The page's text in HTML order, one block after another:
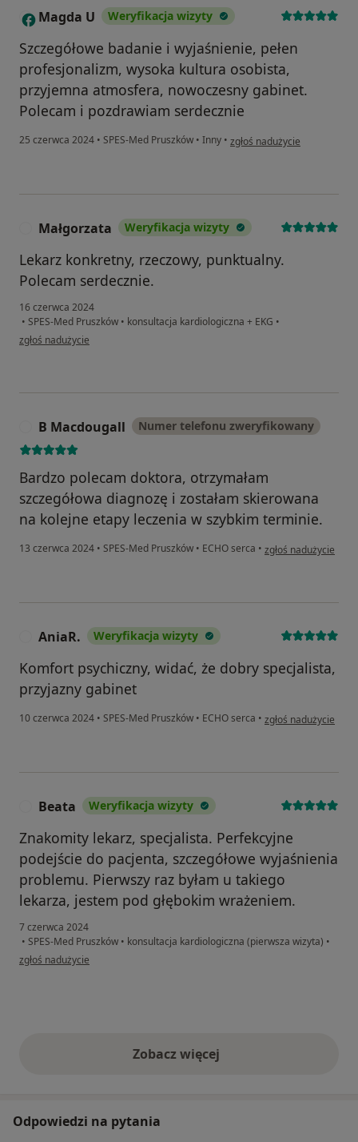
M Magda U Weryfikacja wizyty
Szczegółowe badanie i wyjaśnienie, pełen
profesjonalizm, wysoka kultura osobista,
przyjemna atmosfera, nowoczesny gabinet.
Polecam i pozdrawiam serdecznie
25 czerwca 2024 • SPES-Med Pruszków • Inny • w opinii użytkownika Magda
zgłoś nadużycie
Małgorzata Weryfikacja wizyty
Lekarz konkretny, rzeczowy, punktualny.
Polecam serdecznie.
16 czerwca 2024
• SPES-Med Pruszków • konsultacja kardiologiczna + EKG •
w opinii użytkownika Małgorzata
zgłoś nadużycie
B Macdougall Numer telefonu zweryfikowany
Bardzo polecam doktora, otrzymałam
szczegółowa diagnozę i zostałam skierowana
na kolejne etapy leczenia w szybkim terminie.
13 czerwca 2024 • SPES-Med Pruszków • ECHO serca • w opinii użytkownika
zgłoś nadużycie
AniaR. Weryfikacja wizyty
Komfort psychiczny, widać, że dobry specjalista,
przyjazny gabinet
10 czerwca 2024 • SPES-Med Pruszków • ECHO serca • w opinii użytkownika
zgłoś nadużycie
Beata Weryfikacja wizyty
Znakomity lekarz, specjalista. Perfekcyjne
podejście do pacjenta, szczegółowe wyjaśnienia
problemu. Pierwszy raz byłam u takiego
lekarza, jestem pod głębokim wrażeniem.
7 czerwca 2024
• SPES-Med Pruszków • konsultacja kardiologiczna (pierwsza wizyta) •
w opinii użytkownika Beata
zgłoś nadużycie
Zobacz więcejopinie powyżej
Odpowiedzi na pytania